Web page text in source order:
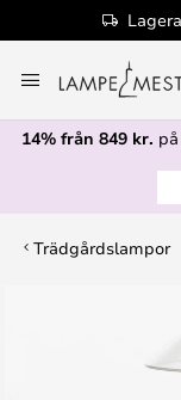
till
innehållet
14% från 849 kr.
Trädgårdslampor